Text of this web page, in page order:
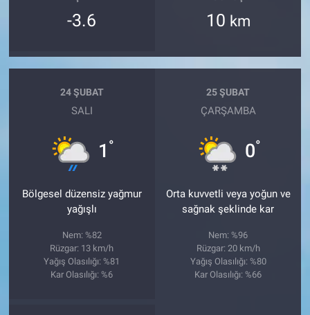
-3.6 10 km
24 ŞUBAT
SALI
1 °
Bölgesel düzensiz yağmur
yağışlı
Nem: %82
Rüzgar: 13 km/h
Yağış Olasılığı: %81
Kar Olasılığı: %6
25 ŞUBAT
ÇARŞAMBA
0°
Orta kuvvetli veya yoğun ve
sağnak şeklinde kar
Nem: %96
Rüzgar: 20 km/h
Yağış Olasılığı: %80
Kar Olasılığı: %66